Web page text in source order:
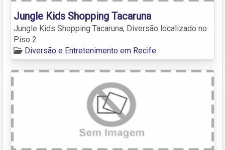
Jungle Kids Shopping Tacaruna
Jungle Kids Shopping Tacaruna, Diversão localizado no
Piso 2
Diversão e Entretenimento em Recife